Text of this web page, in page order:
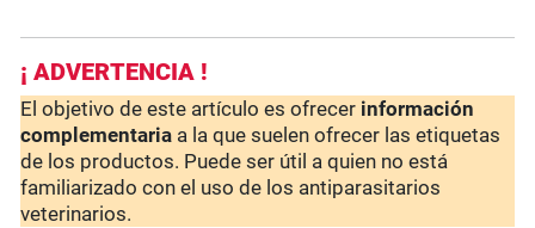
¡ ADVERTENCIA !
El objetivo de este artículo es ofrecer información
complementaria a la que suelen ofrecer las etiquetas
de los productos. Puede ser útil a quien no está
familiarizado con el uso de los antiparasitarios
veterinarios.